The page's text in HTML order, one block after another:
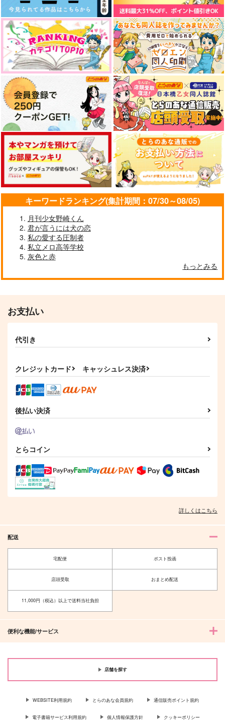
バレンタイン大作戦
（ノープラン）
kirin11
944円（税込）
三井寿×宮城リョータ
サンプル
作品詳細
ベノム・アンチノミー
惑星ヴァリアキリ
2,357円 （税込）
カラスバ
サンプル
作品詳細
記憶の檻-
Observer's Regret-
惑星ヴァリアキリ
1,572円（税込）
沙明
サンプル
作品詳細
ギャラクシィ・ルセッ
1,572円（税込）
サンプル
新人ちゃんバイトの時
間です
944円（税込）
ダイイチ部隊
2,357円（税込）
terial XVII
TYPE-MOON
1,650円（税込）
terial XXI
2,200円（税込）
一夜
プリン倶楽部
ワダメモ
（税込）
Lolinci
mochi mochi
1,572 円（税込）
SBYROS
770円（税込）
キーワードランキング(集計期間：07/30～08/05)
月刊少女野崎くん
君が言うには犬の恋
私の愛する圧制者
私立メロ高等学校
灰色と赤
もっとみる
お支払い
代引き
クレジットカード キャッシュレス決済
後払い決済
とらコイン
詳しくはこちら
配送
宅配便 ポスト投函
店頭受取 おまとめ配送
11,000円（税込）以上で送料当社負担
便利な機能/サービス
店舗を探す
WEBSITE利用規約 とらのあな会員規約 通信販売ポイント規約
電子書籍サービス利用規約 個人情報保護方針 クッキーポリシー